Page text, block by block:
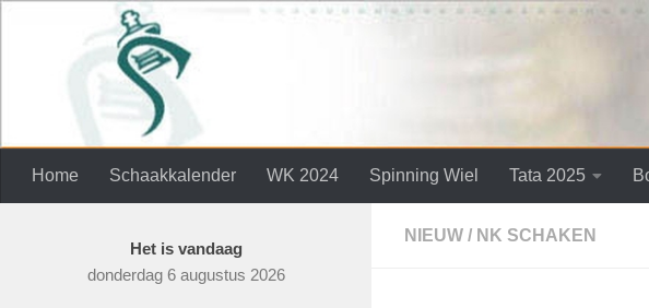
Skip to content
Home Schaakkalender WK 2024 Spinning Wiel Tata 2025
NIEUW / NK SCHAKEN
Het is vandaag
donderdag 6 augustus 2026